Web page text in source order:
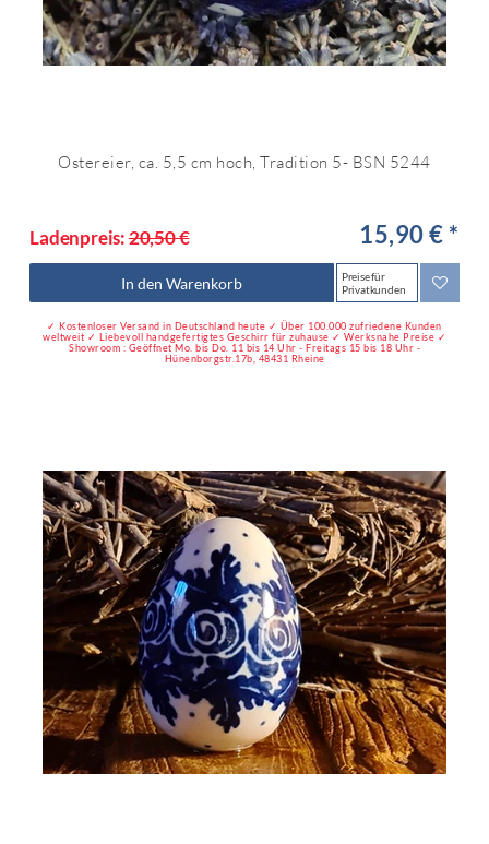
Ostereier, ca. 5,5 cm hoch, Tradition 5- BSN 5244
Ladenpreis:20,50 € 15,90 € *
In den Warenkorb
Preise für
Privatkunden
✓ Kostenloser Versand in Deutschland heute ✓ Über 100.000 zufriedene Kunden
weltweit ✓ Liebevoll handgefertigtes Geschirr für zuhause ✓ Werksnahe Preise ✓
Showroom : Geöffnet Mo. bis Do. 11 bis 14 Uhr - Freitags 15 bis 18 Uhr -
Hünenborgstr.17b, 48431 Rheine